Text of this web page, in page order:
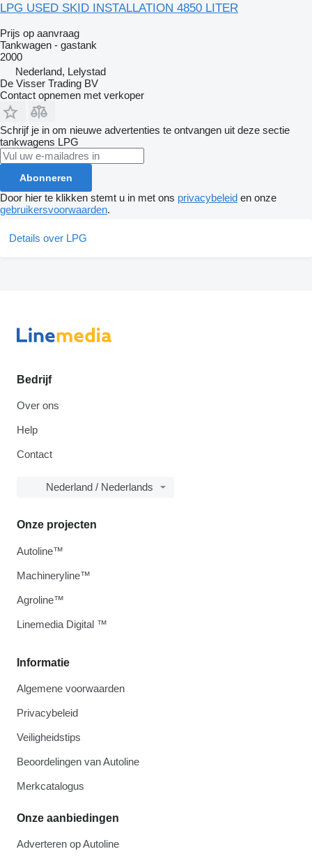
LPG USED SKID INSTALLATION 4850 LITER
Prijs op aanvraag
Tankwagen - gastank
2000
Nederland, Lelystad
De Visser Trading BV
Contact opnemen met verkoper
Schrijf je in om nieuwe advertenties te ontvangen uit deze sectie
tankwagens LPG
Abonneren
Door hier te klikken stemt u in met ons privacybeleid en onze
gebruikersvoorwaarden.
Details over LPG
Bedrijf
Over ons
Help
Contact
Nederland / Nederlands
Informatie
Algemene voorwaarden
Privacybeleid
Veiligheidstips
Beoordelingen van Autoline
Merkcatalogus
Onze aanbiedingen
Adverteren op Autoline
Onze projecten
Autoline™
Machineryline™
Agroline™
Linemedia Digital ™